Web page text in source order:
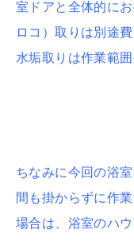
室ドアと全体的に
ロコ）取りは別途
水垢取りは作業範囲
ちなみに今回の浴
間も掛からずに作
場合は、浴室のハ